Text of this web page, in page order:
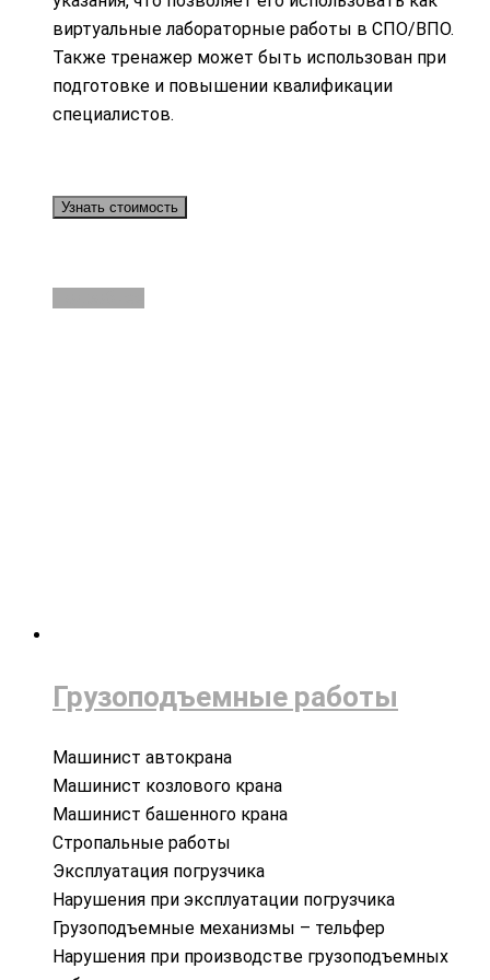
виртуальные лабораторные работы в СПО/ВПО.
Также тренажер может быть использован при
подготовке и повышении квалификации
специалистов.
Узнать стоимость
Грузоподъемные работы
Машинист автокрана
Машинист козлового крана
Машинист башенного крана
Стропальные работы
Эксплуатация погрузчика
Нарушения при эксплуатации погрузчика
Грузоподъемные механизмы – тельфер
Нарушения при производстве грузоподъемных